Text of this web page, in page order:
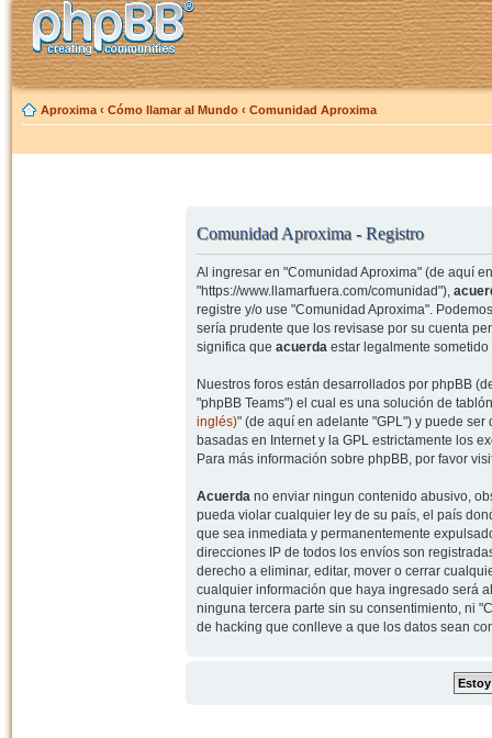
Aproxima ‹ Cómo llamar al Mundo ‹ Comunidad Aproxima
Comunidad Aproxima - Registro
Al ingresar en "Comunidad Aproxima" (de aquí
"https://www.llamarfuera.com/comunidad"),
registre y/o use "Comunidad Aproxima".
sería prudente que los revisase por su cuenta
significa que acuerdaestar legalmente sometido
Nuestros foros están desarrollados por phpBB
"phpBB Teams") el cual es una solución de
inglés)" (de aquí en adelante "GPL") y puede
basadas en Internet y la GPL estrictamente los
Para más información sobre phpBB, por favor
Acuerdano enviar ningun contenido abusivo,
pueda violar cualquier ley de su país, el país
que sea inmediata y permanentemente
direcciones IP de todos los envíos son
derecho a eliminar, editar, mover o cerrar
cualquier información que haya ingresado será
ninguna tercera parte sin su consentimiento, ni
de hacking que conlleve a que los datos sean